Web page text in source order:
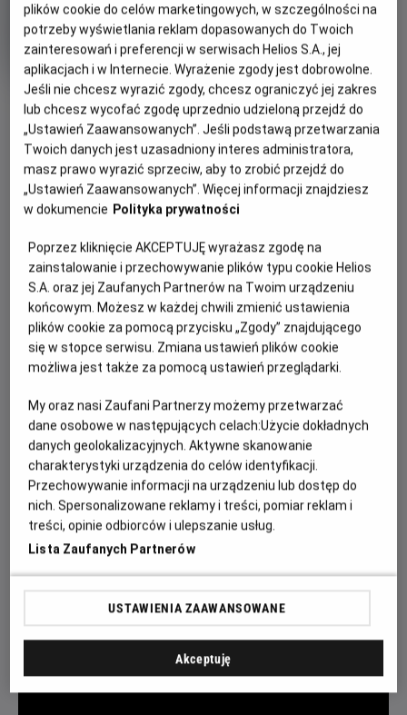
OBSERWUJ
Oryginalny
tytuł
The Last Duel Gatunek
Dramat
Minimalny
wiek
Od 15 lat
Czas
trwania
152 min
Kraj
rok
produkcji
USA
PREMIERA
22 października 2021
REŻYSERIA
Рідлі Скотт
SCENARIUSZ
Метт Деймон, Ніколь
Голофценер, Бен Аффлек
OBSADA
Метт Деймон, Адам Драйвер, Бен Аффлек
WIĘCEJ SZCZEGÓŁÓW
OPIS FILMU
Епос «Остання дуель» – історична драма, що спонукає до
роздумів. Стрічка розповідає про події, що відбуваються
на тлі Столітньої війни, та розкриває безмежну могутність
чоловіків, крихкість правосуддя та відважність однієї
жінки, яка готова стати проти всіх, щоб правда перемогла.
Фільм, заснований на реальних подіях, проливає світло на
Франції: між Жаном де Карружем та Жаком Ле Ґрі,
колишніми друзями, які стали ворогами. Карруж –
поважний лицар, знаний своєю відвагою та майстерністю
на полі бою. Ле Ґрі – нормандський сквайр, чий інтелект та
красномовство зробив його одним із найповажніших членів
двору.
plików cookie do celów marketingowych, w szczególności na
potrzeby wyświetlania reklam dopasowanych do Twoich
zainteresowań i preferencji w serwisach Helios S.A., jej
aplikacjach i w Internecie. Wyrażenie zgody jest dobrowolne.
Jeśli nie chcesz wyrazić zgody, chcesz ograniczyć jej zakres
lub chcesz wycofać zgodę uprzednio udzieloną przejdź do
„Ustawień Zaawansowanych”. Jeśli podstawą przetwarzania
Twoich danych jest uzasadniony interes administratora,
masz prawo wyrazić sprzeciw, aby to zrobić przejdź do
„Ustawień Zaawansowanych”. Więcej informacji znajdziesz
w dokumencie Polityka prywatności
Poprzez kliknięcie AKCEPTUJĘ wyrażasz zgodę na
zainstalowanie i przechowywanie plików typu cookie Helios
S.A. oraz jej Zaufanych Partnerów na Twoim urządzeniu
końcowym. Możesz w każdej chwili zmienić ustawienia
plików cookie za pomocą przycisku „Zgody” znajdującego
się w stopce serwisu. Zmiana ustawień plików cookie
możliwa jest także za pomocą ustawień przeglądarki.
My oraz nasi Zaufani Partnerzy możemy przetwarzać
dane osobowe w następujących celach:Użycie dokładnych
danych geolokalizacyjnych. Aktywne skanowanie
charakterystyki urządzenia do celów identyfikacji.
Przechowywanie informacji na urządzeniu lub dostęp do
nich. Spersonalizowane reklamy i treści, pomiar reklam i
treści, opinie odbiorców i ulepszanie usług.
Lista Zaufanych Partnerów
USTAWIENIA ZAAWANSOWANE
Akceptuję